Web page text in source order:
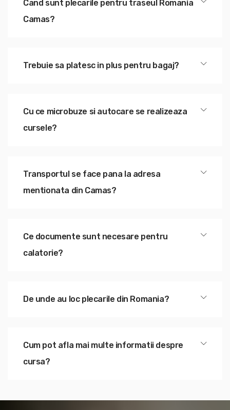
Cand sunt plecarile pentru traseul Romania
Camas?
Trebuie sa platesc in plus pentru bagaj?
Cu ce microbuze si autocare se realizeaza
cursele?
Transportul se face pana la adresa
mentionata din Camas?
Ce documente sunt necesare pentru
calatorie?
De unde au loc plecarile din Romania?
Cum pot afla mai multe informatii despre
cursa?